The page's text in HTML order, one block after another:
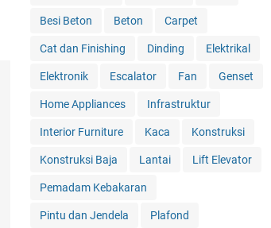
Besi Beton Beton Carpet
Cat dan Finishing Dinding Elektrikal
Elektronik Escalator Fan Genset
Home Appliances Infrastruktur
Interior Furniture Kaca Konstruksi
Konstruksi Baja Lantai Lift Elevator
Pemadam Kebakaran
Pintu dan Jendela Plafond